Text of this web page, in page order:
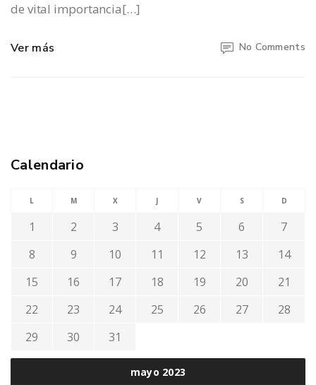
de vital importancia[…]
Ver más No Comments
Calendario
mayo 2023
L M X J V S D
1 2 3 4 5 6
7
8
9 10 11 12 13
14
15
16 17 18 19 20
21
22
23 24 25 26 27
28
29
30 31